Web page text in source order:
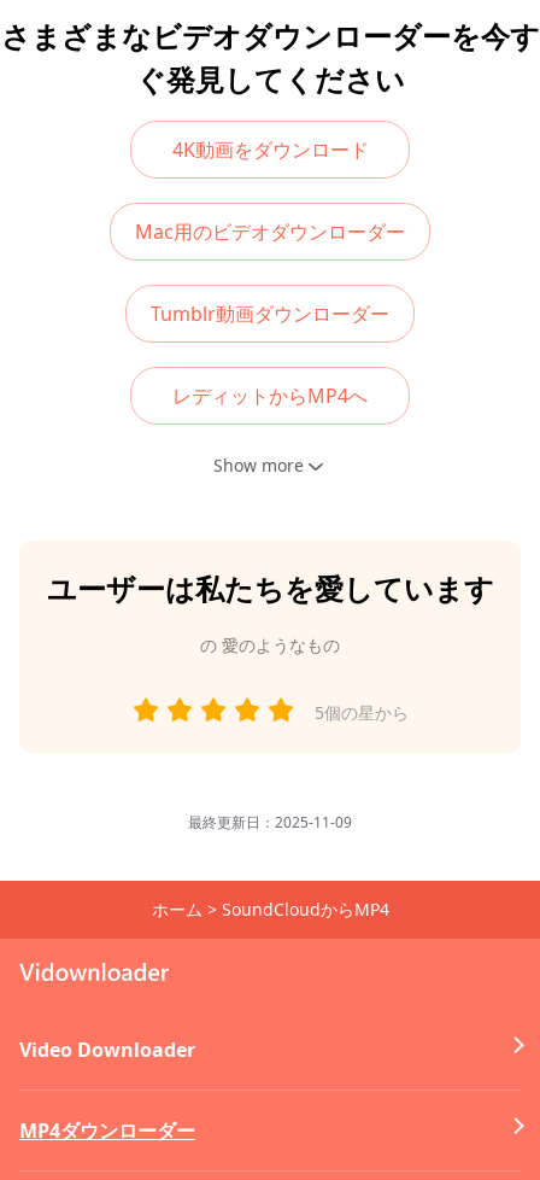
さまざまなビデオダウンローダーを今す
ぐ発見してください
4K動画をダウンロード
Mac用のビデオダウンローダー
Tumblr動画ダウンローダー
レディットからMP4へ
Show more
ユーザーは私たちを愛しています
の 愛のようなもの
5個の星から
最終更新日：2025-11-09
ホーム > SoundCloudからMP4
Video Downloader
MP4ダウンローダー